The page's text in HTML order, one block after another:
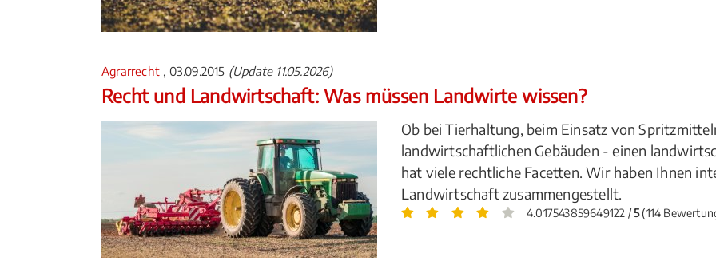
Agrarrecht , 03.09.2015 (Update 11.05.2026)
Recht und Landwirtschaft: Was müssen Landwirte wissen?
Ob bei Tierhaltung, beim Einsatz von
landwirtschaftlichen Gebäuden - einen
hat viele rechtliche Facetten. Wir haben Ihnen
Landwirtschaft zusammengestellt.
4.017543859649122 /5(114